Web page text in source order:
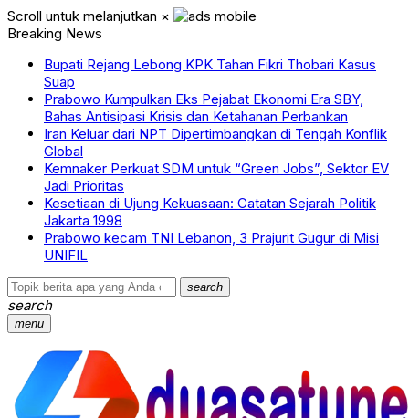
Scroll untuk melanjutkan ×
Breaking News
Bupati Rejang Lebong KPK Tahan Fikri Thobari Kasus
Suap
Prabowo Kumpulkan Eks Pejabat Ekonomi Era SBY,
Bahas Antisipasi Krisis dan Ketahanan Perbankan
Iran Keluar dari NPT Dipertimbangkan di Tengah Konflik
Global
Kemnaker Perkuat SDM untuk “Green Jobs”, Sektor EV
Jadi Prioritas
Kesetiaan di Ujung Kekuasaan: Catatan Sejarah Politik
Jakarta 1998
Prabowo kecam TNI Lebanon, 3 Prajurit Gugur di Misi
UNIFIL
search
search
menu